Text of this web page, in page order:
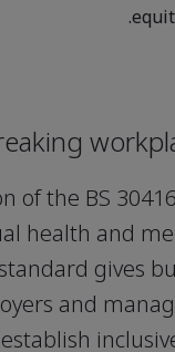
of the BS
health and
gives
and
establish